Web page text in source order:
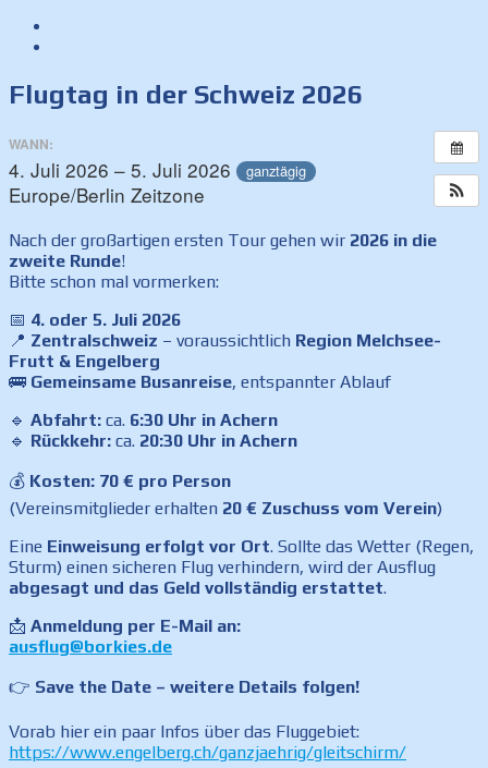
Flugtag in der Schweiz 2026
WANN:
4. Juli 2026 – 5. Juli 2026 ganztägig
Europe/Berlin Zeitzone
Nach der großartigen ersten Tour gehen wir 2026 in die
zweite Runde!
Bitte schon mal vormerken:
📅 4. oder 5. Juli 2026
📍 Zentralschweiz – voraussichtlich Region Melchsee-
Frutt & Engelberg
🚌 Gemeinsame Busanreise, entspannter Ablauf
🔹 Abfahrt: ca. 6:30 Uhr in Achern
🔹 Rückkehr: ca. 20:30 Uhr in Achern
💰 Kosten: 70 € pro Person
(Vereinsmitglieder erhalten 20 € Zuschuss vom Verein)
Eine Einweisung erfolgt vor Ort. Sollte das Wetter (Regen,
Sturm) einen sicheren Flug verhindern, wird der Ausflug
abgesagt und das Geld vollständig erstattet.
📩 Anmeldung per E-Mail an:
ausflug@borkies.de
👉 Save the Date – weitere Details folgen!
Vorab hier ein paar Infos über das Fluggebiet:
https://www.engelberg.ch/ganzjaehrig/gleitschirm/